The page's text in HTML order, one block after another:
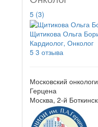
5 (3)
Щитикова Ольга
Кардиолог, Онколог
5 3 отзыва
Московский
Герцена
Москва, 2-й